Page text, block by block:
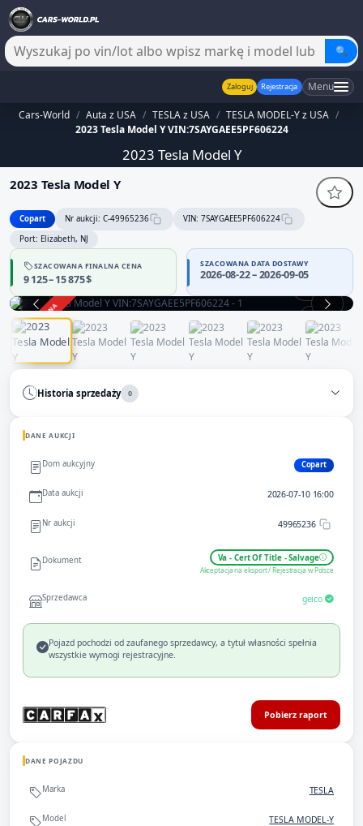
🔍
Zaloguj Rejestracja Menu
Cars-World / Auta z USA / TESLA z USA / TESLA MODEL-Y z USA /
2023 Tesla Model Y VIN:7SAYGAEE5PF606224
2023 Tesla Model Y
2023 Tesla Model Y
Copart Nr aukcji: C-49965236
VIN: 7SAYGAEE5PF606224
Port: Elizabeth, NJ
SZACOWANA FINALNA CENA
9 125 – 15 875 $
SZACOWANA DATA DOSTAWY
2026-08-22 – 2026-09-05
ZAKOŃCZONA
Historia sprzedaży 0
DANE AUKCJI
Dom aukcyjny Copart
Data aukcji 2026-07-10 16:00
Nr aukcji 49965236
Dokument Va - Cert Of Title - Salvage
Akceptacja na eksport / Rejestracja w Polsce
Sprzedawca geico
Pojazd pochodzi od zaufanego sprzedawcy, a tytuł własności spełnia
wszystkie wymogi rejestracyjne.
Pobierz raport
DANE POJAZDU
Marka TESLA
Model TESLA MODEL-Y